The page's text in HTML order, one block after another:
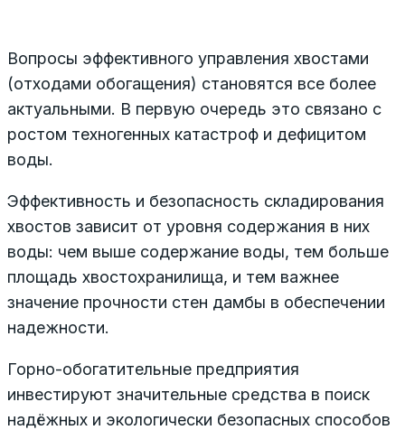
Вопросы эффективного управления хвостами
(отходами обогащения) становятся все более
актуальными. В первую очередь это связано с
ростом техногенных катастроф и дефицитом
воды.
Эффективность и безопасность складирования
хвостов зависит от уровня содержания в них
воды: чем выше содержание воды, тем больше
площадь хвостохранилища, и тем важнее
значение прочности стен дамбы в обеспечении
надежности.
Горно-обогатительные предприятия
инвестируют значительные средства в поиск
надёжных и экологически безопасных способов